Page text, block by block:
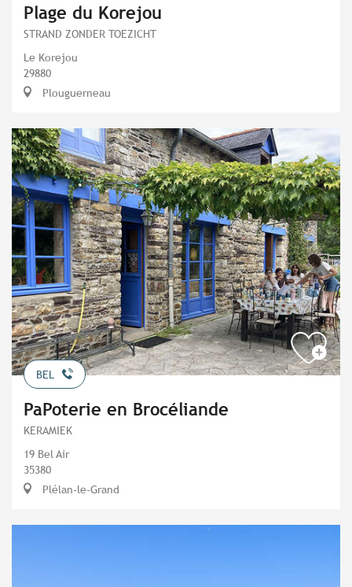
Plage du Korejou
STRAND ZONDER TOEZICHT
Le Korejou
29880
Plouguerneau
BEL
PaPoterie en Brocéliande
KERAMIEK
19 Bel Air
35380
Plélan-le-Grand